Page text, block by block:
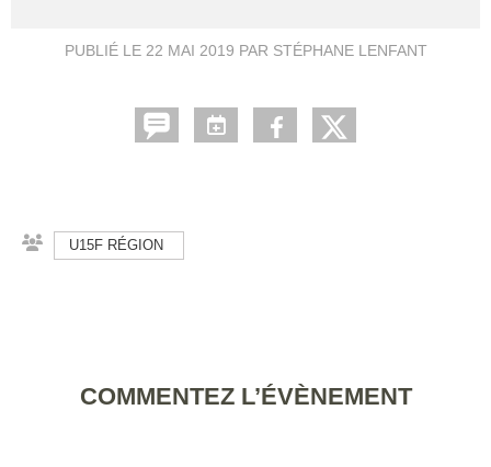
PUBLIÉ LE 22 MAI 2019 PAR STÉPHANE LENFANT
U15F RÉGION
COMMENTEZ L’ÉVÈNEMENT